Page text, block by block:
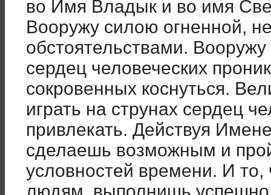
во Имя Владык и во имя
Вооружу силою огненной,
обстоятельствами.
сердец человеческих
сокровенных коснуться.
играть на струнах сердец
привлекать. Действуя
сделаешь возможным и
условностей времени. И то,